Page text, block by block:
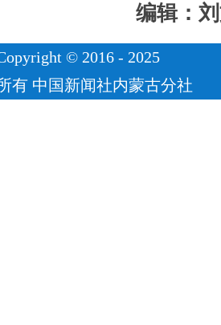
编辑：
© 2016 - 2025
有 中国新闻社内蒙古分社